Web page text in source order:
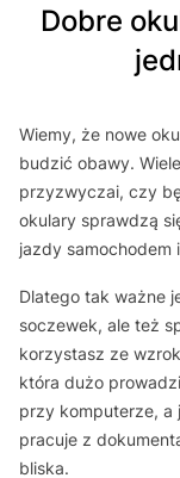
Dobre okulary to proces, nie tylko
Wiemy, że nowe
budzić obawy.
przyzwyczai, czy
okulary sprawdzą
jazdy samochodem
Dlatego tak ważne
soczewek, ale też
korzystasz ze
która dużo
przy komputerze, a
pracuje z
bliska.